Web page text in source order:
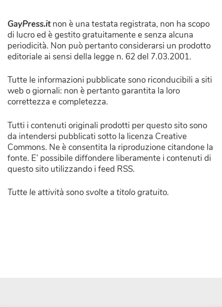
GayPress.itnon è una testata registrata, non ha scopo
di lucro ed è gestito gratuitamente e senza alcuna
periodicità. Non può pertanto considerarsi un prodotto
editoriale ai sensi della legge n. 62 del 7.03.2001.
Tutte le informazioni pubblicate sono riconducibili a siti
web o giornali: non è pertanto garantita la loro
correttezza e completezza.
Tutti i contenuti originali prodotti per questo sito sono
da intendersi pubblicati sotto la licenza Creative
Commons. Ne è consentita la riproduzione citandone la
fonte. E’ possibile diffondere liberamente i contenuti di
questo sito utilizzando i feed RSS.
Tutte le attività sono svolte a titolo gratuito.